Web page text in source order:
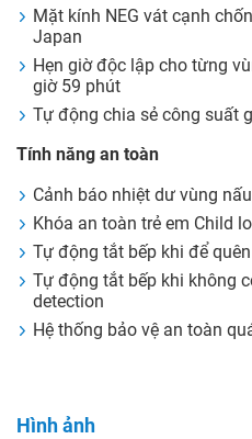
Mặt kính NEG vát cạnh
Japan
Hẹn giờ độc lập cho từng
giờ 59 phút
Tự động chia sẻ công suất
Tính năng an toàn
Cảnh báo nhiệt dư vùng nấu
Khóa an toàn trẻ em Child
Tự động tắt bếp khi để quên
Tự động tắt bếp khi không
detection
Hệ thống bảo vệ an toàn
Hình ảnh